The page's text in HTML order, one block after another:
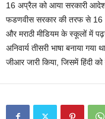
16 अप्रैल को आया सरकारी
फडणवीस सरकार की तरफ से 16
और मराठी मीडियम के स्कूलों में
अनिवार्य तीसरी भाषा बनाया
जीआर जारी किया, जिसमें हिंदी को